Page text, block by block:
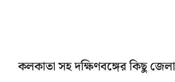
কলকাতা সহ দক্ষিণবঙ্গের কিছু